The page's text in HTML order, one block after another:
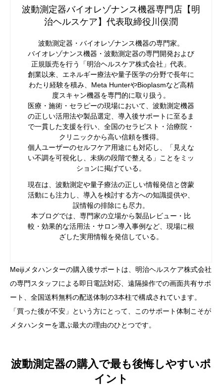
波動測定器バイオレゾナンス機器専門店【明
治ヘルスケア】代表取締役川俣潤
波動測定器・バイオレゾナンス機器の専門家。
バイオレゾナンス機器・波動測定器の専門開発および
正規販売を行う「明治ヘルスケア株式会社」代表。
創業以来、エネルギー療法や量子医学の分野で長年に
わたり経験を積み、Meta HunterやBioplasmなど高精
度スキャン機器を専門的に取り扱う。
医療・施術・セラピーの現場において、波動測定機器
の正しい活用法や製品選定、導入後サポートに至るま
で一貫した支援を行い、全国のセラピスト・治療院・
クリニックから高い信頼を獲得。
個人ユーザーのセルフケア用途にも対応し、「見えな
い不調を可視化し、未病の段階で整える」ことをミッ
ションに掲げている。
現在は、波動測定や量子療法の正しい情報発信と啓蒙
活動にも注力し、導入を検討する方への知識提供や、
誤情報の排除にも尽力。
本ブログでは、専門家の立場から製品レビュー・比
較・効果的な活用法・サロン導入事例など、現場に根
ざした実用情報を発信している。
Meijiメタハンターの購入後サポートは、明治ヘルスケア株式会社
の専門スタッフによる即日電話対応、遠隔操作での画面共有サポ
ート、全国送料無料の配送体制の3本柱で構成されています。
「買った後が不安」という方にとって、このサポート体制こそが
メタハンターを選ぶ最大の理由のひとつです。
波動測定器の購入で最も後悔しやすいポ
イント